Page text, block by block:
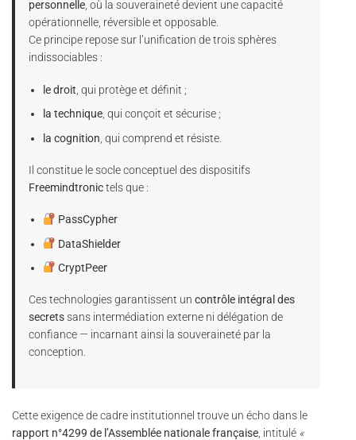
personnelle, où la souveraineté devient une capacité
opérationnelle, réversible et opposable.
Ce principe repose sur l’unification de trois sphères
indissociables :
le droit , qui protège et définit ;
la technique , qui conçoit et sécurise ;
la cognition , qui comprend et résiste.
Il constitue le socle conceptuel des dispositifs
Freemindtronictels que :
PassCypher
DataShielder
CryptPeer
Ces technologies garantissent un contrôle intégral des
secretssans intermédiation externe ni délégation de
confiance — incarnant ainsi la souveraineté par la
conception.
Cette exigence de cadre institutionnel trouve un écho dans le
rapport n°4299 de l’Assemblée nationale française , intitulé «